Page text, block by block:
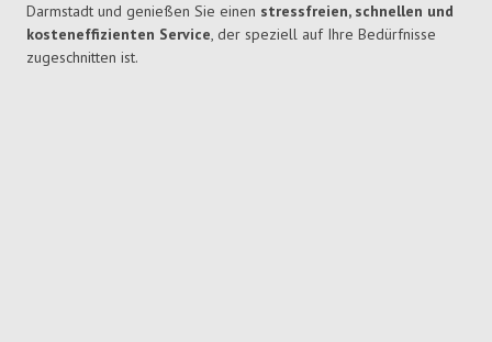
Darmstadt und genießen Sie einen stressfreien, schnellen und
kosteneffizienten Service, der speziell auf Ihre Bedürfnisse
zugeschnitten ist.